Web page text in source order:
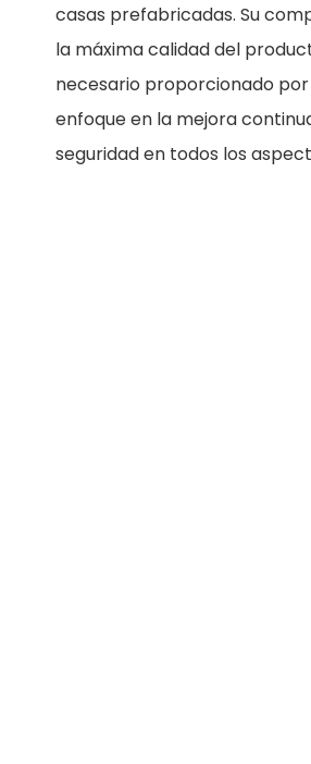
casas prefabricadas. Su
la máxima calidad del
necesario proporcionado
enfoque en la mejora
seguridad en todos los